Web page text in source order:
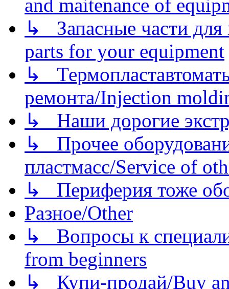
and maitenance of
↳ Запасные части для
parts for your equipment
↳
ремонта/Injection
↳ Наши дорогие
↳ Прочее
пластмасс/Service of
↳ Периферия тоже
Разное/Other
↳ Вопросы к
from beginners
↳ Купи-продай/Buy